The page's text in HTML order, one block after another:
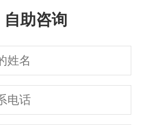
自助咨询